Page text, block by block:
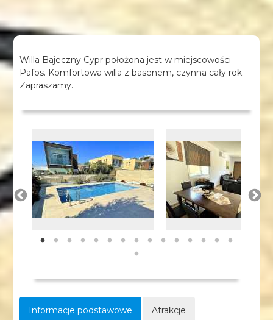
Willa Bajeczny Cypr położona jest w miejscowości
Pafos. Komfortowa willa z basenem, czynna cały rok.
Zapraszamy.
Informacje podstawowe Atrakcje